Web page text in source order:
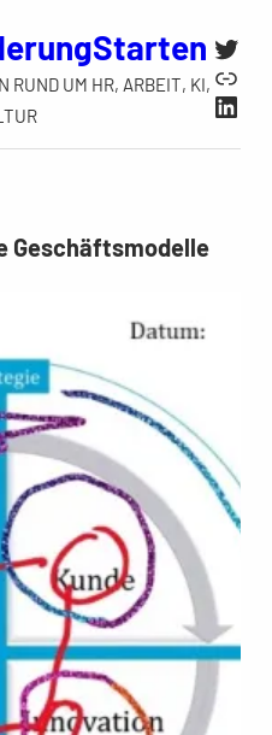
RUND UM HR, ARBEIT, KI, Link
Geschäftsmodelle